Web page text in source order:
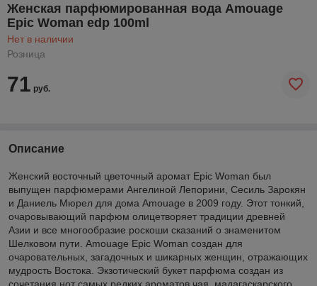
Женская парфюмированная вода Amouage
Epic Woman edp 100ml
Нет в наличии
Розница
71 руб.
Описание
Женский восточный цветочный аромат Epic Woman был
выпущен парфюмерами Ангелиной Лепорини, Сесиль Зарокян
и Даниель Мюрел для дома Amouage в 2009 году. Этот тонкий,
очаровывающий парфюм олицетворяет традиции древней
Азии и все многообразие роскоши сказаний о знаменитом
Шелковом пути. Amouage Epic Woman создан для
очаровательных, загадочных и шикарных женщин, отражающих
мудрость Востока. Экзотический букет парфюма создан из
сочетания нот самых редких ароматов чая, мадагаскарского